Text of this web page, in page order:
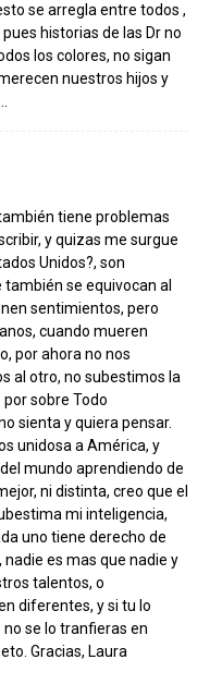
se arregla entre todos ,
historias de las Dr no
los colores, no sigan
nuestros hijos y
tiene problemas
y quizas me surgue
Unidos?, son
se equivocan al
sentimientos, pero
cuando mueren
por ahora no nos
al otro, no subestimos la
sobre Todo
sienta y quiera pensar.
unidosa a América, y
mundo aprendiendo de
ni distinta, creo que el
mi inteligencia,
uno tiene derecho de
es mas que nadie y
talentos, o
diferentes, y si tu lo
se lo tranfieras en
Gracias, Laura